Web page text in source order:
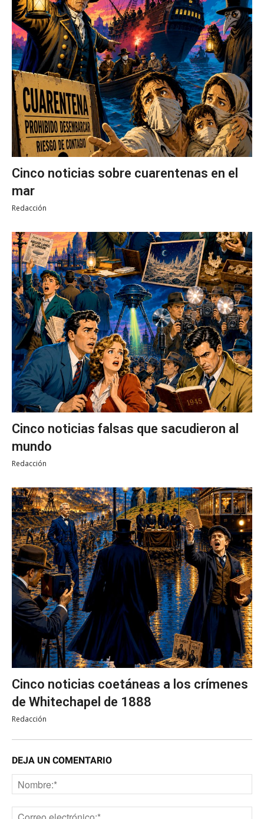
Cinco noticias sobre cuarentenas en el
mar
Redacción
Cinco noticias falsas que sacudieron al
mundo
Redacción
Cinco noticias coetáneas a los crímenes
de Whitechapel de 1888
Redacción
DEJA UN COMENTARIO